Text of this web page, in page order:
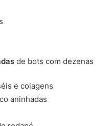
de bots com dezenas
e colagens
aninhadas